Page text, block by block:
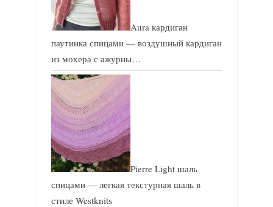
Aura кардиган
паутинка спицами — воздушный кардиган
из мохера с ажурны…
Pierre Light шаль
спицами — легкая текстурная шаль в
стиле Westknits